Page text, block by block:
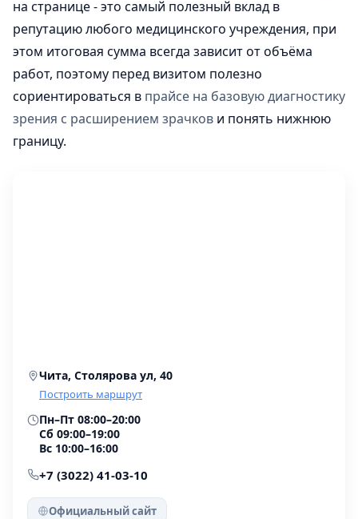
на странице - это самый полезный вклад в
репутацию любого медицинского учреждения, при
этом итоговая сумма всегда зависит от объёма
работ, поэтому перед визитом полезно
сориентироваться в прайсе на базовую диагностику
зрения с расширением зрачков и понять нижнюю
границу.
Чита, Столярова ул, 40
Построить маршрут
Пн–Пт 08:00–20:00
Сб 09:00–19:00
Вс 10:00–16:00
+7 (3022) 41-03-10
Официальный сайт